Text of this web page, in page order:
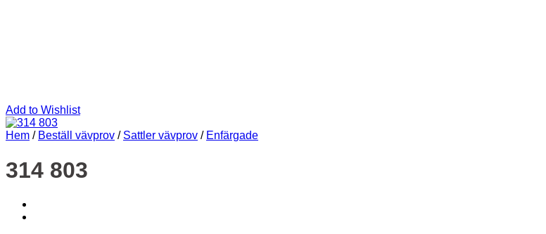
Add to Wishlist
Hem / Beställ vävprov / Sattler vävprov / Enfärgade
314 803